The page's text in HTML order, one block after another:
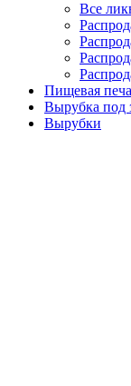
Все
Пищевая
Вырубка под
Вырубки